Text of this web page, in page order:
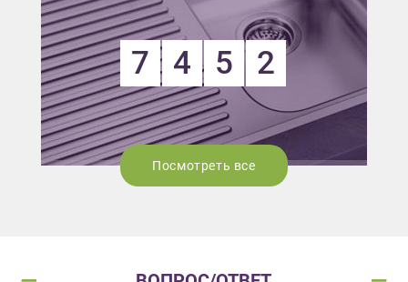
7 4 5 2
Посмотреть все